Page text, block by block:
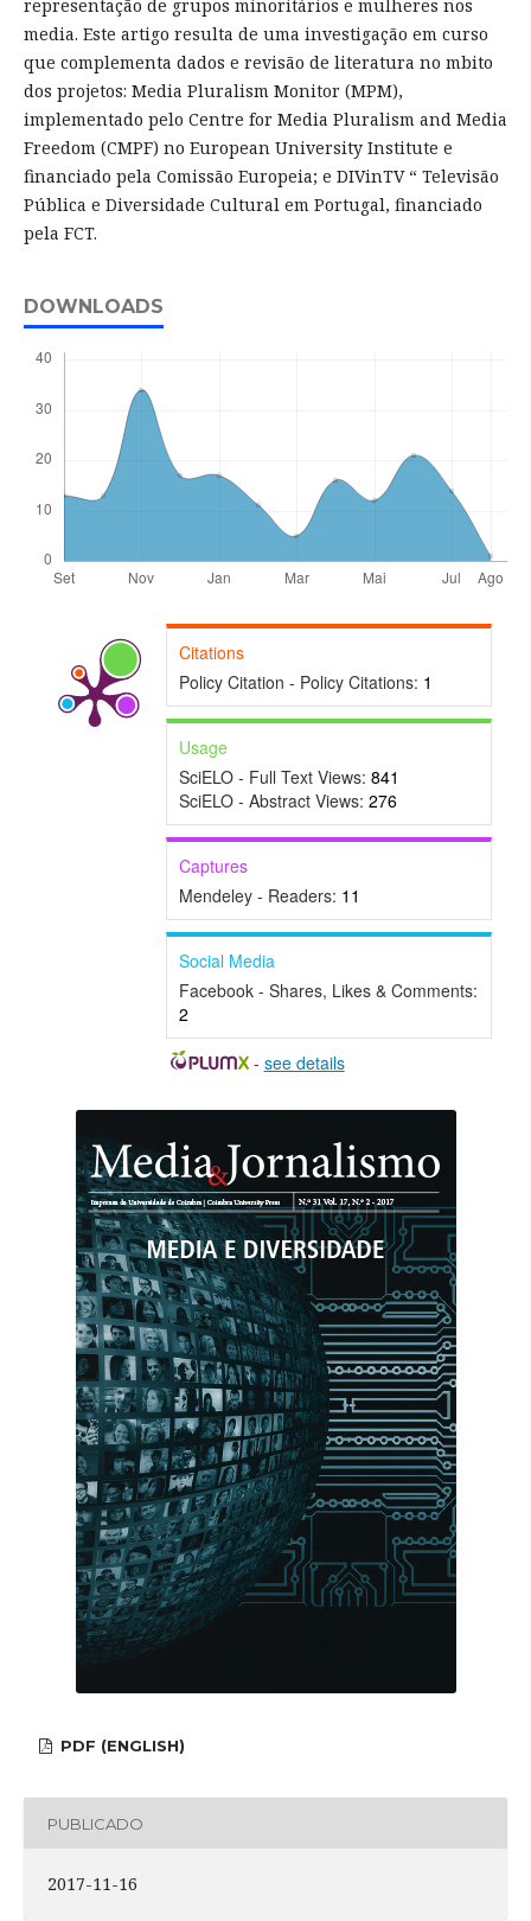
representação de grupos minoritários e mulheres nos
media. Este artigo resulta de uma investigação em curso
que complementa dados e revisão de literatura no mbito
dos projetos: Media Pluralism Monitor (MPM),
implementado pelo Centre for Media Pluralism and Media
Freedom (CMPF) no European University Institute e
financiado pela Comissão Europeia; e DIVinTV “ Televisão
Pública e Diversidade Cultural em Portugal, financiado
pela FCT.
DOWNLOADS
Citations
Policy Citation - Policy Citations: 1
Usage
SciELO - Full Text Views: 841
SciELO - Abstract Views: 276
Captures
Mendeley - Readers: 11
Social Media
Facebook - Shares, Likes & Comments:
2
- see details
PDF (ENGLISH)
PUBLICADO
2017-11-16